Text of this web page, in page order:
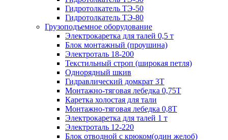
Гидротолкатель ТЭ-50
Гидротолкатель ТЭ-80
Грузоподъемное оборудование
Электрокаретка для талей 0,5 т
Блок монтажный (проушина)
Электроталь 18-200
Текстильный строп (широкая петля)
Однорядный шкив
Гидравлический домкрат 3T
Монтажно-тяговая лебедка 0,75Т
Каретка холостая для тали
Монтажно-тяговая лебедка 0,8Т
Электрокаретка для талей 1 т
Электроталь 12-220
Блок отводной с крюком(один желоб)